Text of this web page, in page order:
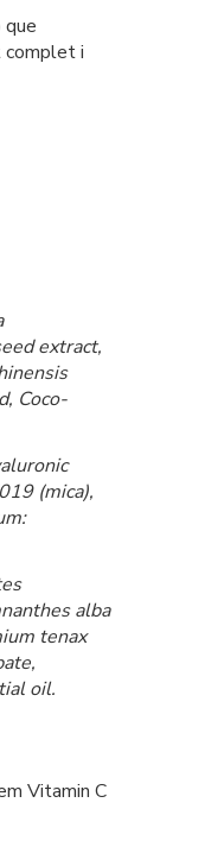
complet i
extract,
Coco-
(mica),
alba
tenax
oil.
Vitamin C